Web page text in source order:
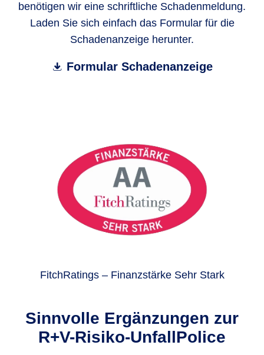
benötigen wir eine schriftliche Schadenmeldung.
Laden Sie sich einfach das Formular für die
Schadenanzeige herunter.
Formular Schadenanzeige
FitchRatings – Finanzstärke Sehr Stark
Sinnvolle Ergän­zungen zur
R+V-Risiko-UnfallPolice